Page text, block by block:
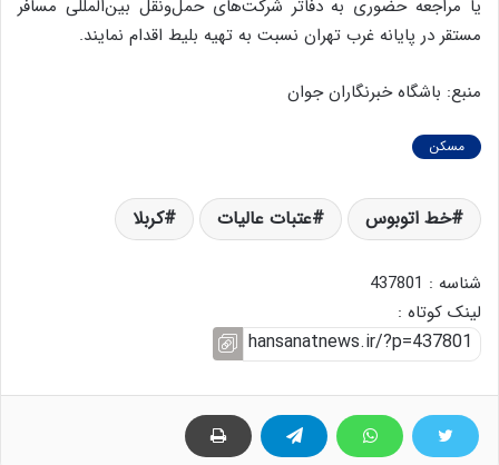
یا مراجعه حضوری به دفاتر شرکت‌های حمل‌و‌نقل بین‌المللی مسافر
مستقر در پایانه غرب تهران نسبت به تهیه بلیط اقدام نمایند.
منبع: باشگاه خبرنگاران جوان
مسکن
خط اتوبوس عتبات عالیات کربلا
شناسه : 437801
لینک کوتاه :